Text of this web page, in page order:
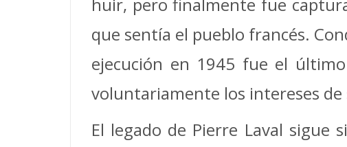
huir, pero finalmente fue
que sentía el pueblo francés.
ejecución en 1945 fue el
voluntariamente los intereses
El legado de Pierre Laval sigue